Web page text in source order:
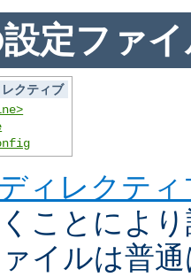
定ファ
クティブ
ディレクティ
ことによ
イルは普